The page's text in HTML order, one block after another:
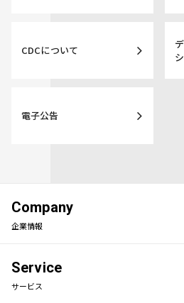
CDCについて
電子公告
Company
企業情報
Service
サービス